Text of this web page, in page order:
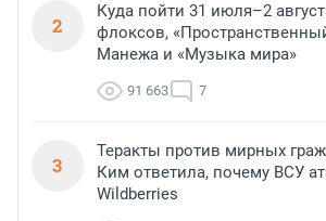
2
Куда пойти 31 июля–2
флоксов,
Манежа и «Музыка мира»
91 663 7
3
Теракты против мирных
Ким ответила, почему ВСУ
Wildberries